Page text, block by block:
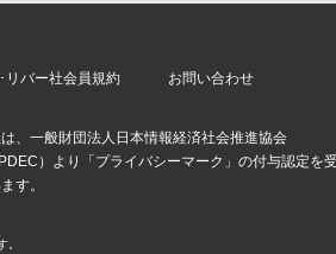
リバー社会員規約 お問い合わせ
、一般財団法人日本情報経済社会推進協会
）より「プライバシーマーク」の付与認定を
す。
。